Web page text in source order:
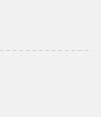
Diyos?